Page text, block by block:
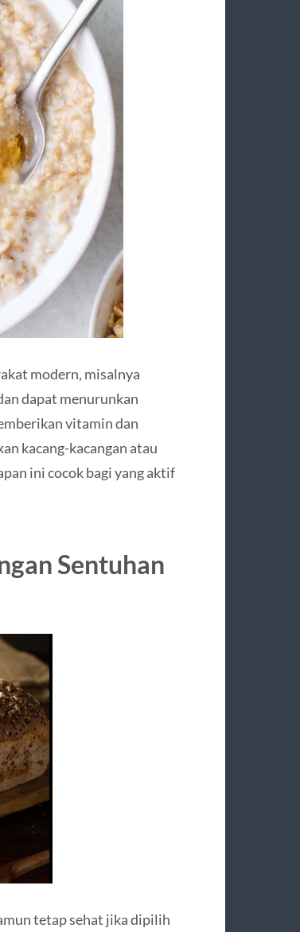
modern, misalnya
dapat menurunkan
vitamin dan
kacang-kacangan atau
ini cocok bagi yang aktif
Sentuhan
tetap sehat jika dipilih